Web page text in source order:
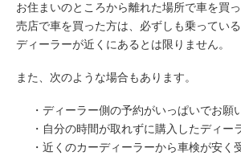
お住まいのところから離れた場所で車を買
売店で車を買った方は、必ずしも乗ってい
ディーラーが近くにあるとは限りません。
また、次のような場合もあります。
・ディーラー側の予約がいっぱいでお願
・自分の時間が取れずに購入したディー
・近くのカーディーラーから車検が安く